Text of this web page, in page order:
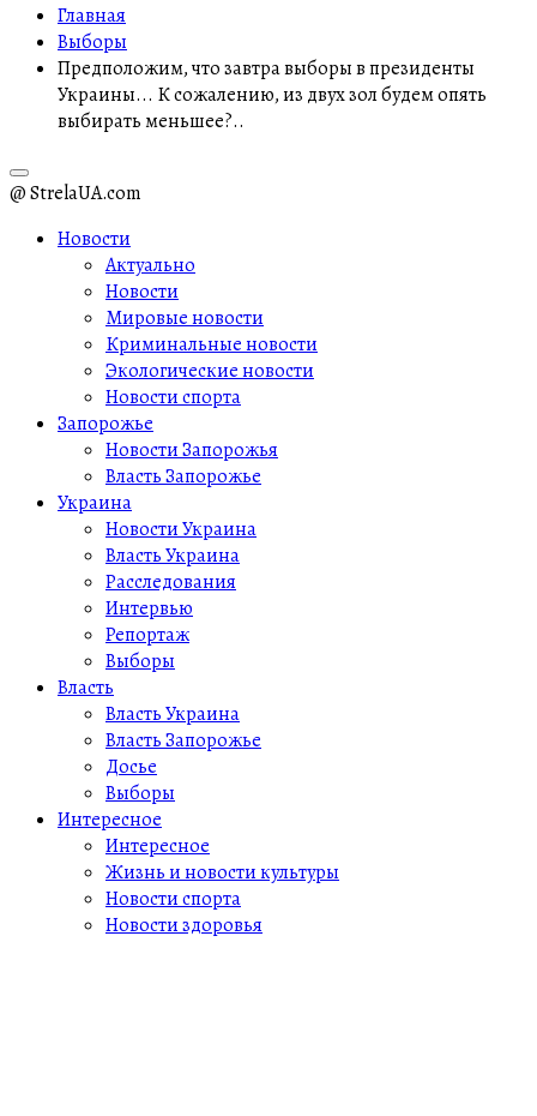
Главная
Выборы
Предположим, что завтра выборы в президенты
Украины... К сожалению, из двух зол будем опять
выбирать меньшее?..
@ StrelaUA.com
Новости
Актуально
Новости
Мировые новости
Криминальные новости
Экологические новости
Новости спорта
Запорожье
Новости Запорожья
Власть Запорожье
Украина
Новости Украина
Власть Украина
Расследования
Интервью
Репортаж
Выборы
Власть
Власть Украина
Власть Запорожье
Досье
Выборы
Интересное
Интересное
Жизнь и новости культуры
Новости спорта
Новости здоровья